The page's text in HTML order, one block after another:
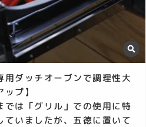
用ダッチオーブンで調理性大
ップ】
では「グリル」での使用に特
ていましたが、五徳に置いて